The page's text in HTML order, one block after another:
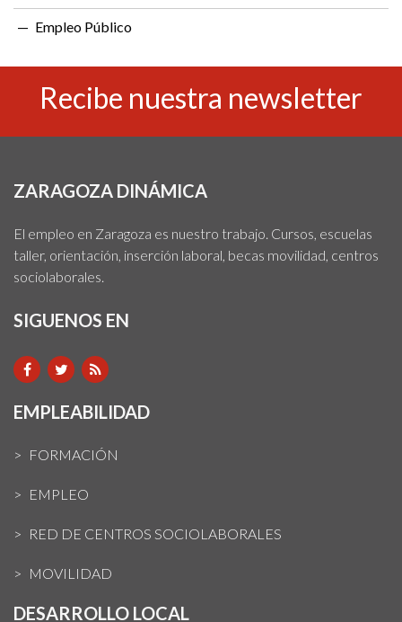
Empleo Público
Recibe nuestra newsletter
ZARAGOZA DINÁMICA
El empleo en Zaragoza es nuestro trabajo. Cursos, escuelas
taller, orientación, inserción laboral, becas movilidad, centros
sociolaborales.
SIGUENOS EN
EMPLEABILIDAD
FORMACIÓN
EMPLEO
RED DE CENTROS SOCIOLABORALES
MOVILIDAD
DESARROLLO LOCAL